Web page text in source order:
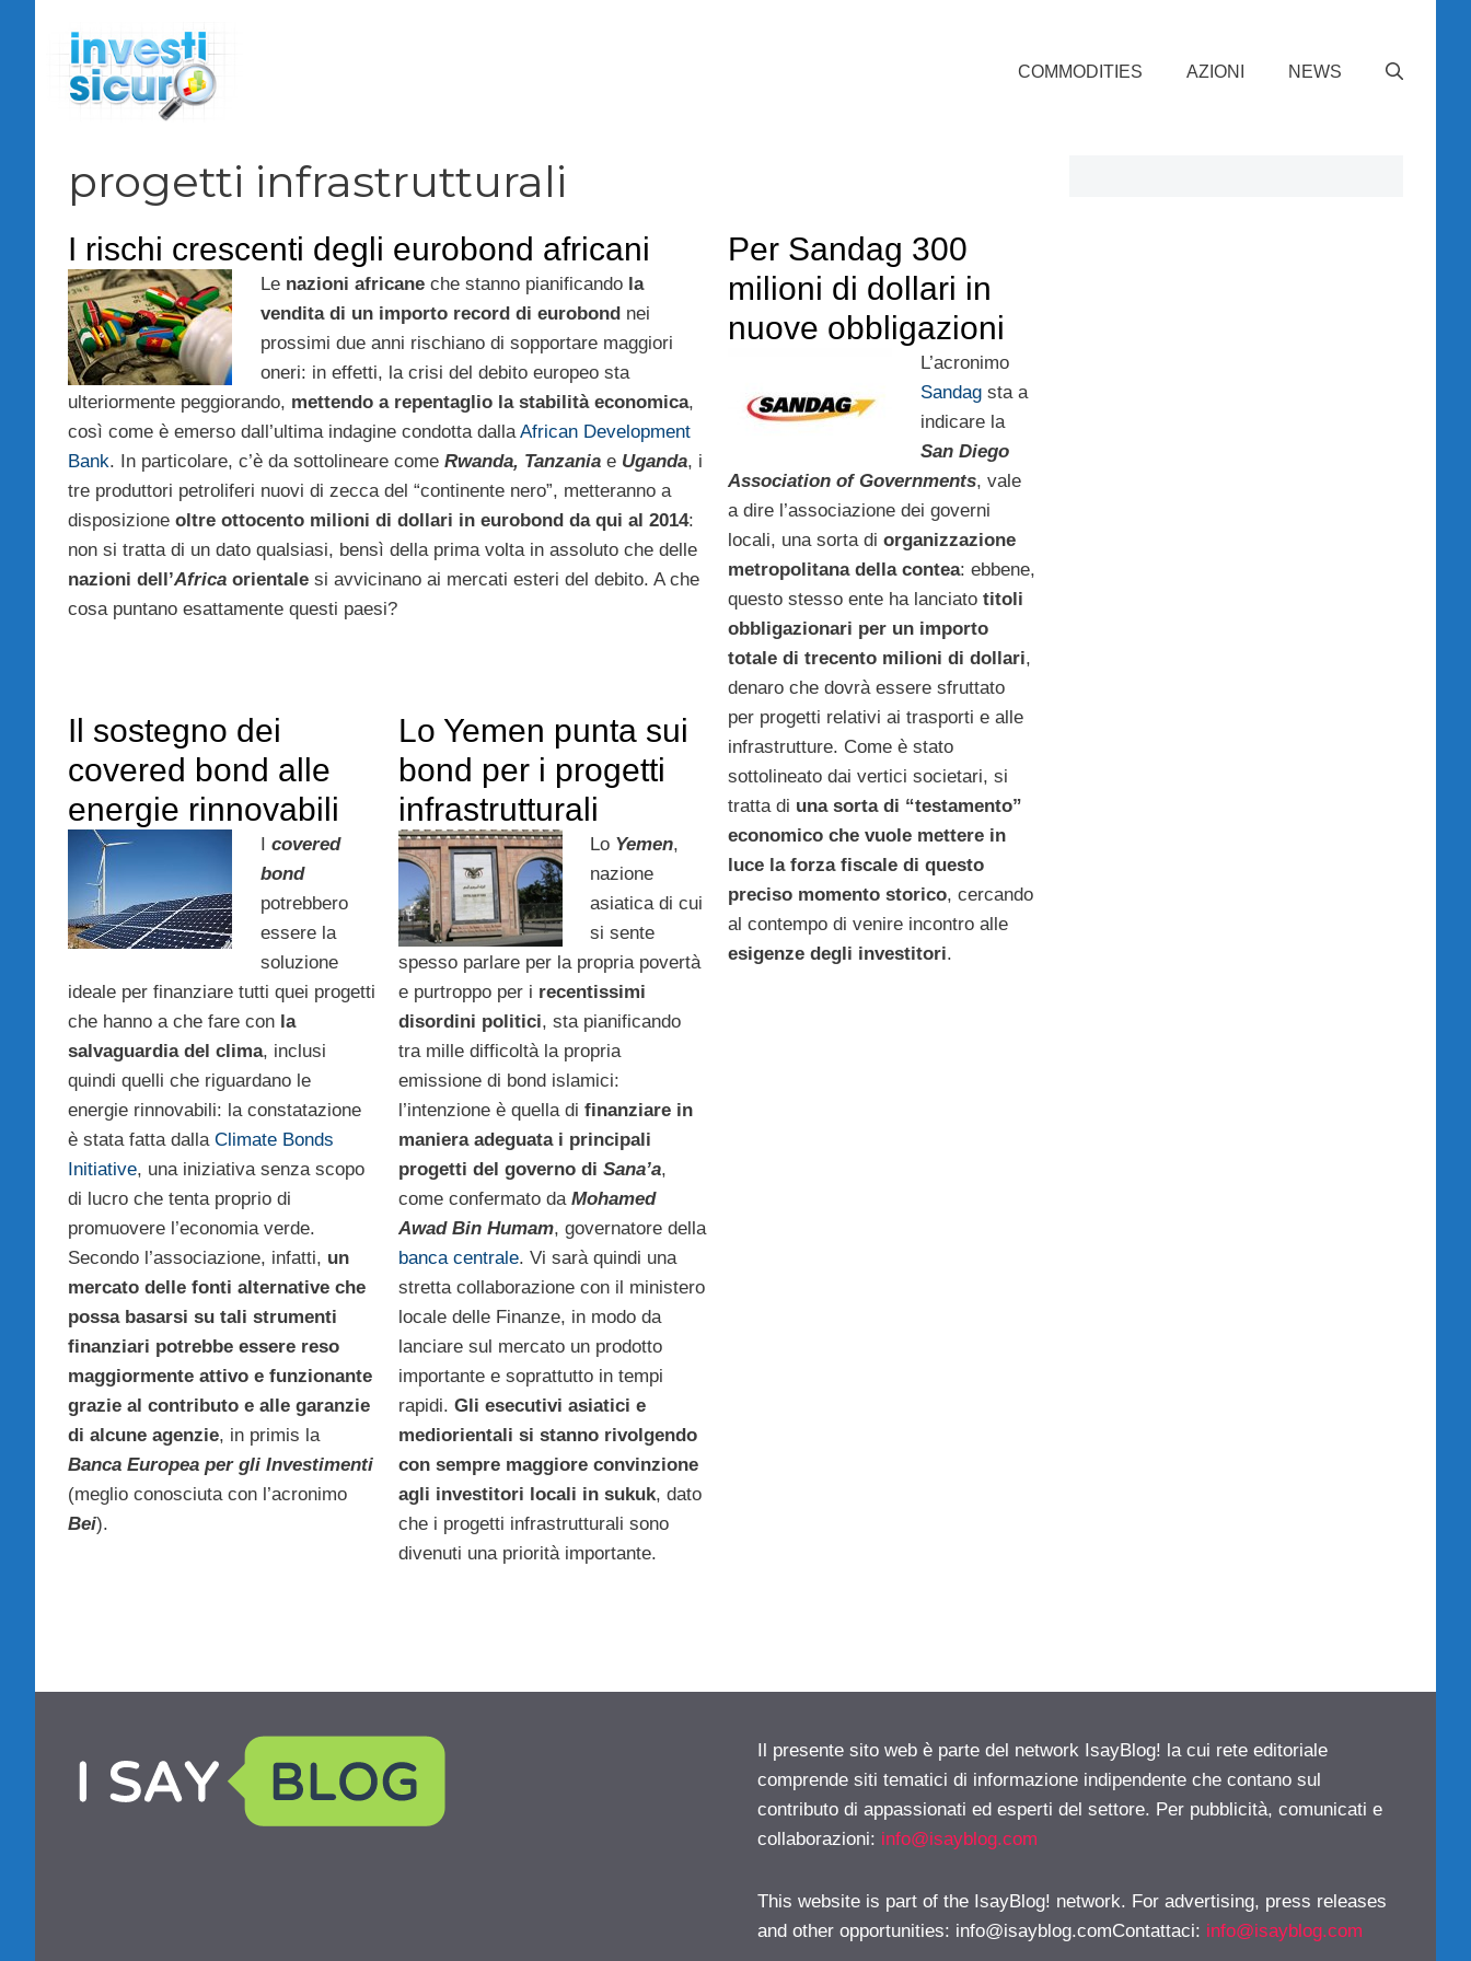
contenuto
COMMODITIES AZIONI NEWS
progetti infrastrutturali
I rischi crescenti degli eurobond africani
Le nazioni africaneche stanno pianificando la
vendita di un importo record di eurobondnei
prossimi due anni rischiano di sopportare maggiori
oneri: in effetti, la crisi del debito europeo sta
ulteriormente peggiorando, mettendo a repentaglio la stabilità economica,
così come è emerso dall’ultima indagine condotta dalla African Development
Bank. In particolare, c’è da sottolineare come Rwanda, Tanzania e Uganda, i
tre produttori petroliferi nuovi di zecca del “continente nero”, metteranno a
disposizione oltre ottocento milioni di dollari in eurobond da qui al 2014:
non si tratta di un dato qualsiasi, bensì della prima volta in assoluto che delle
nazioni dell’Africa orientale si avvicinano ai mercati esteri del debito. A che
cosa puntano esattamente questi paesi?
Per Sandag 300
milioni di dollari in
nuove obbligazioni
L’acronimo
Sandagsta a
indicare la
San Diego
Association of Governments, vale
a dire l’associazione dei governi
locali, una sorta diorganizzazione
metropolitana della contea: ebbene,
questo stesso ente ha lanciatotitoli
obbligazionari per un importo
totale di trecento milioni di dollari,
denaro che dovrà essere sfruttato
per progetti relativi ai trasporti e alle
infrastrutture. Come è stato
sottolineato dai vertici societari, si
tratta di una sorta di “testamento”
economico che vuole mettere in
luce la forza fiscale di questo
preciso momento storico, cercando
al contempo di venire incontro alle
esigenze degli investitori.
Il sostegno dei
covered bond alle
energie rinnovabili
I covered
bond
potrebbero
essere la
soluzione
ideale per finanziare tutti quei progetti
che hanno a che fare con la
salvaguardia del clima, inclusi
quindi quelli che riguardano le
energie rinnovabili: la constatazione
è stata fatta dalla Climate Bonds
Initiative, una iniziativa senza scopo
di lucro che tenta proprio di
promuovere l’economia verde.
Secondo l’associazione, infatti, un
mercato delle fonti alternative che
possa basarsi su tali strumenti
finanziari potrebbe essere reso
maggiormente attivo e funzionante
grazie al contributo e alle garanzie
di alcune agenzie, in primis la
Banca Europea per gli Investimenti
(meglio conosciuta con l’acronimo
Bei).
Lo Yemen punta sui
bond per i progetti
infrastrutturali
Lo Yemen,
nazione
asiatica di cui
si sente
spesso parlare per la propria povertà
e purtroppo per i recentissimi
disordini politici, sta pianificando
tra mille difficoltà la propria
emissione di bond islamici:
l’intenzione è quella di finanziare in
maniera adeguata i principali
progetti del governo di Sana’a,
come confermato da Mohamed
Awad Bin Humam, governatore della
banca centrale. Vi sarà quindi una
stretta collaborazione con il ministero
locale delle Finanze, in modo da
lanciare sul mercato un prodotto
importante e soprattutto in tempi
rapidi. Gli esecutivi asiatici e
mediorientali si stanno rivolgendo
con sempre maggiore convinzione
agli investitori locali in sukuk, dato
che i progetti infrastrutturali sono
divenuti una priorità importante.
Il presente sito web è parte del network IsayBlog! la cui rete editoriale
comprende siti tematici di informazione indipendente che contano sul
contributo di appassionati ed esperti del settore. Per pubblicità, comunicati e
collaborazioni: info@isayblog.com
This website is part of the IsayBlog! network. For advertising, press releases
and other opportunities: info@isayblog.comContattaci: info@isayblog.com